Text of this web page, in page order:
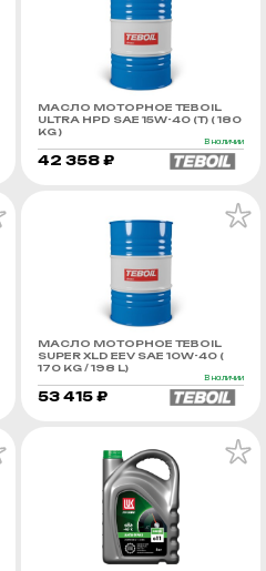
МАСЛО МОТОРНОЕ TEBOIL
ULTRA HPD SAE 15W-40 (Т) ( 180
KG )
В наличии
42 358 ₽
МАСЛО МОТОРНОЕ TEBOIL
SUPER XLD EEV SAE 10W-40 (
170 KG / 198 L)
В наличии
53 415 ₽